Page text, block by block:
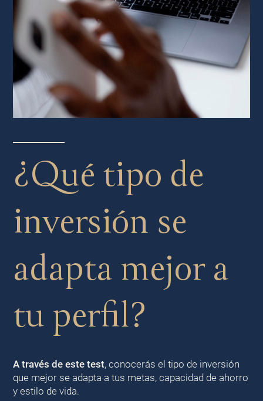
¿Qué tipo de
inversión se
adapta mejor a
tu perfil?
A través de este test, conocerás el tipo de inversión
que mejor se adapta a tus metas, capacidad de ahorro
y estilo de vida.